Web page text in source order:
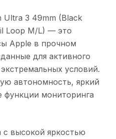
Ultra 3 49mm (Black
Loop M/L) — это
Apple в прочном
для активного
условий.
автономность, яркий
мониторинга
высокой яркостью